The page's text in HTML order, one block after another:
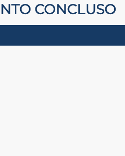
CONCLUSO